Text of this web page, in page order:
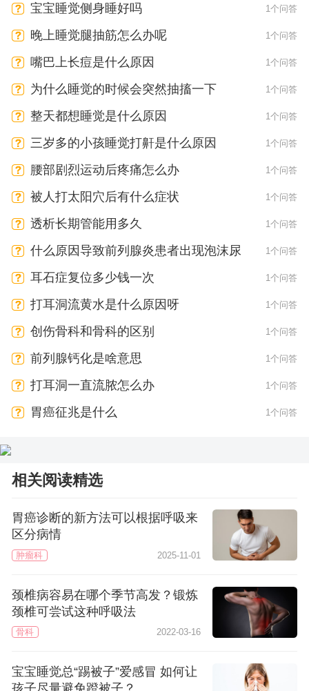
宝宝睡觉侧身睡好吗 1个问答
晚上睡觉腿抽筋怎么办呢 1个问答
嘴巴上长痘是什么原因 1个问答
为什么睡觉的时候会突然抽搐一下 1个问答
整天都想睡觉是什么原因 1个问答
三岁多的小孩睡觉打鼾是什么原因 1个问答
腰部剧烈运动后疼痛怎么办 1个问答
被人打太阳穴后有什么症状 1个问答
透析长期管能用多久 1个问答
什么原因导致前列腺炎患者出现泡沫尿 1个问答
耳石症复位多少钱一次 1个问答
打耳洞流黄水是什么原因呀 1个问答
创伤骨科和骨科的区别 1个问答
前列腺钙化是啥意思 1个问答
打耳洞一直流脓怎么办 1个问答
胃癌征兆是什么 1个问答
相关阅读精选
胃癌诊断的新方法可以根据呼吸来
区分病情
肿瘤科 2025-11-01
颈椎病容易在哪个季节高发？锻炼
颈椎可尝试这种呼吸法
骨科 2022-03-16
宝宝睡觉总“踢被子”爱感冒 如何让
孩子尽量避免蹬被子？